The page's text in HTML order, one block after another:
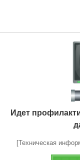
Идет
[Техническая